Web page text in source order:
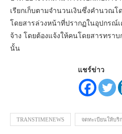
เรียกเก็บตามจํานวนเงินซึ่งคํานวณโ
โดยสารล่วงหน้าที่ปรากฏในอุปกรณ์เ
จ้าง โดยต้องแจ้งให้คนโดยสารทรา
นั้น
แชร์ข่าว
TRANSTIMENEWS จดทะเบียนให้บริ